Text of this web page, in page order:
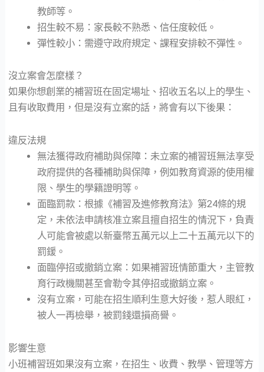
教師等。
招生較不易：家長較不熟悉、信任度較低。
彈性較小：需遵守政府規定、課程安排較不彈性。
沒立案會怎麼樣？
如果你想創業的補習班在固定場址、招收五名以上的學生、
且有收取費用，但是沒有立案的話，將會有以下後果：
違反法規
無法獲得政府補助與保障：未立案的補習班無法享受
政府提供的各種補助與保障，例如教育資源的使用權
限、學生的學籍證明等。
面臨罰款：根據《補習及進修教育法》第24條的規
定，未依法申請核准立案且擅自招生的情況下，負責
人可能會被處以新臺幣五萬元以上二十五萬元以下的
罰鍰。
面臨停招或撤銷立案：如果補習班情節重大，主管教
育行政機關甚至會勒令其停招或撤銷立案。
沒有立案，可能在招生順利生意大好後，惹人眼紅，
被人一再檢舉，被罰錢還損商譽。
影響生意
小班補習班如果沒有立案，在招生、收費、教學、管理等方